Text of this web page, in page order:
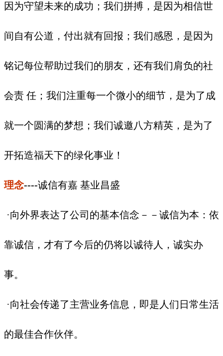
因为守望未来的成功；我们拼搏，是因为相信世
间自有公道，付出就有回报；我们感恩，是因为
铭记每位帮助过我们的朋友，还有我们肩负的社
会责 任；我们注重每一个微小的细节，是为了成
就一个圆满的梦想；我们诚邀八方精英，是为了
开拓造福天下的绿化事业！
理念----诚信有嘉 基业昌盛
·向外界表达了公司的基本信念－－诚信为本：依
靠诚信，才有了今后的仍将以诚待人，诚实办
事。
·向社会传递了主营业务信息，即是人们日常生活
的最佳合作伙伴。